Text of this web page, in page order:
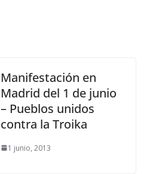
Manifestación en
Madrid del 1 de junio
– Pueblos unidos
contra la Troika
1 junio, 2013